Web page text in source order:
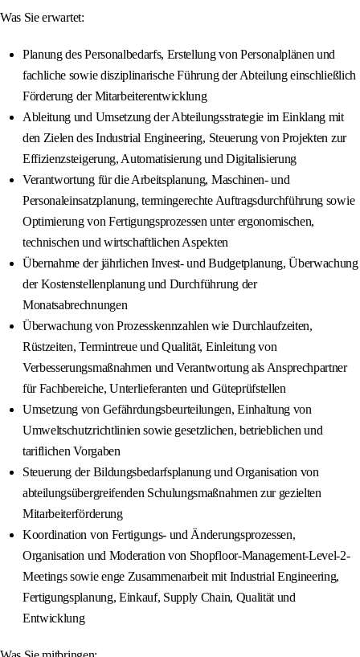
Was Sie erwartet:
Planung des Personalbedarfs, Erstellung von Personalplänen und
fachliche sowie disziplinarische Führung der Abteilung einschließlich
Förderung der Mitarbeiterentwicklung
Ableitung und Umsetzung der Abteilungsstrategie im Einklang mit
den Zielen des Industrial Engineering, Steuerung von Projekten zur
Effizienzsteigerung, Automatisierung und Digitalisierung
Verantwortung für die Arbeitsplanung, Maschinen- und
Personaleinsatzplanung, termingerechte Auftragsdurchführung sowie
Optimierung von Fertigungsprozessen unter ergonomischen,
technischen und wirtschaftlichen Aspekten
Übernahme der jährlichen Invest- und Budgetplanung, Überwachung
der Kostenstellenplanung und Durchführung der
Monatsabrechnungen
Überwachung von Prozesskennzahlen wie Durchlaufzeiten,
Rüstzeiten, Termintreue und Qualität, Einleitung von
Verbesserungsmaßnahmen und Verantwortung als Ansprechpartner
für Fachbereiche, Unterlieferanten und Güteprüfstellen
Umsetzung von Gefährdungsbeurteilungen, Einhaltung von
Umweltschutzrichtlinien sowie gesetzlichen, betrieblichen und
tariflichen Vorgaben
Steuerung der Bildungsbedarfsplanung und Organisation von
abteilungsübergreifenden Schulungsmaßnahmen zur gezielten
Mitarbeiterförderung
Koordination von Fertigungs- und Änderungsprozessen,
Organisation und Moderation von Shopfloor-Management-Level-2-
Meetings sowie enge Zusammenarbeit mit Industrial Engineering,
Fertigungsplanung, Einkauf, Supply Chain, Qualität und
Entwicklung